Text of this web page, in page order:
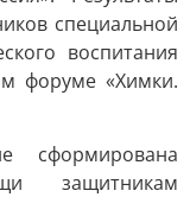
специальной
воспитания
форуме «Химки.
сформирована
защитникам